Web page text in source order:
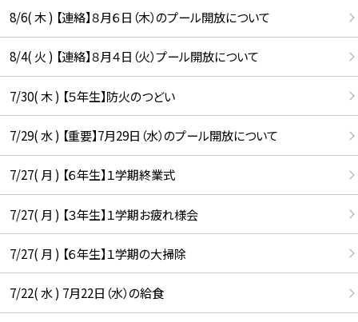
8/6( 木 ) 【連絡】８月６日（木）のプール開放について
8/4( 火 ) 【連絡】８月４日（火）プール開放について
7/30( 木 ) 【５年生】防火のつどい
7/29( 水 ) 【重要】7月29日（水）のプール開放について
7/27( 月 ) 【６年生】１学期終業式
7/27( 月 ) 【３年生】１学期お疲れ様会
7/27( 月 ) 【６年生】１学期の大掃除
7/22( 水 ) 7月22日（水）の給食